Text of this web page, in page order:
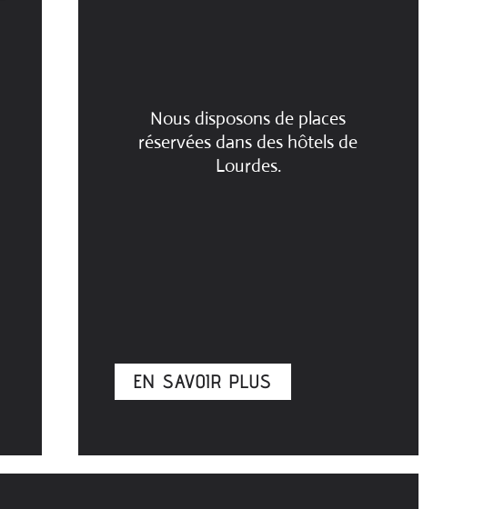
Nous disposons de places
réservées dans des hôtels de
Lourdes.
EN SAVOIR PLUS